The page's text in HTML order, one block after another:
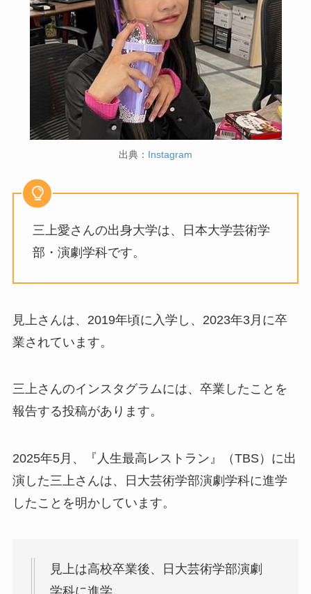
出典： Instagram
三上愛さんの出身大学は、日本大学芸術学
部・演劇学科です。
見上さんは、2019年頃に入学し、2023年3月に卒
業されています。
三上さんのインスタグラムには、卒業したことを
報告する投稿があります。
2025年5月、『人生最高レストラン』（TBS）に出
演した三上さんは、日大芸術学部演劇学科に進学
したことを明かしています。
見上は高校卒業後、日大芸術学部演劇
学科に進学。